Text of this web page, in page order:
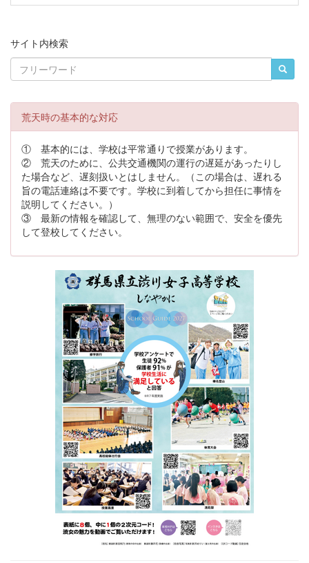
サイト内検索
荒天時の基本的な対応
① 基本的には、学校は平常通りで授業があります。
② 荒天のために、公共交通機関の運行の遅延があったりし
た場合など、遅刻扱いとはしません。（この場合は、遅れる
旨の電話連絡は不要です。学校に到着してから担任に事情を
説明してください。）
③ 最新の情報を確認して、無理のない範囲で、安全を優先
して登校してください。